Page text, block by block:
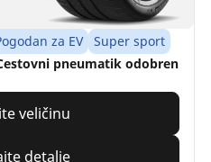
za EV
Super sport
pneumatik odobren
veličinu
detalje